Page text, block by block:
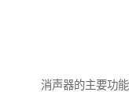
消声器的主要功